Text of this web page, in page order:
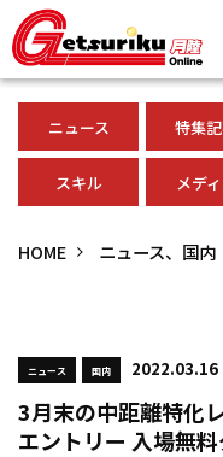
ニュース 特集
スキル メデ
HOME ニュース、国内
ニュース 国内 2022.03.16
3月末の中距離特化
エントリー 入場無